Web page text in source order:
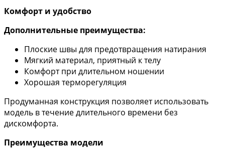
Комфорт и удобство
Дополнительные преимущества:
Плоские швы для предотвращения натирания
Мягкий материал, приятный к телу
Комфорт при длительном ношении
Хорошая терморегуляция
Продуманная конструкция позволяет использовать
модель в течение длительного времени без
дискомфорта.
Преимущества модели